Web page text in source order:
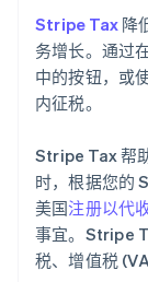
Stripe Tax 降
务增长。通过
中的按钮，或
内征税。
Stripe Tax 帮
时，根据您的
美国注册以代
事宜。Stripe
税、增值税
阿联酋
English
爱尔兰
爱沙尼亚
English
奥地利
Deutsch
澳大利亚
English